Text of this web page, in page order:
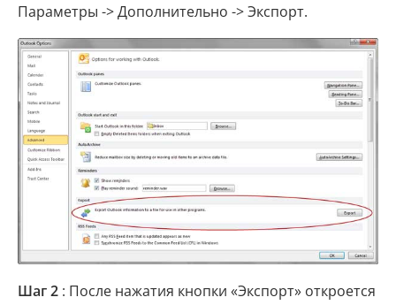
Параметры -> Дополнительно -> Экспорт.
Шаг 2 : После нажатия кнопки «Экспорт» откроется